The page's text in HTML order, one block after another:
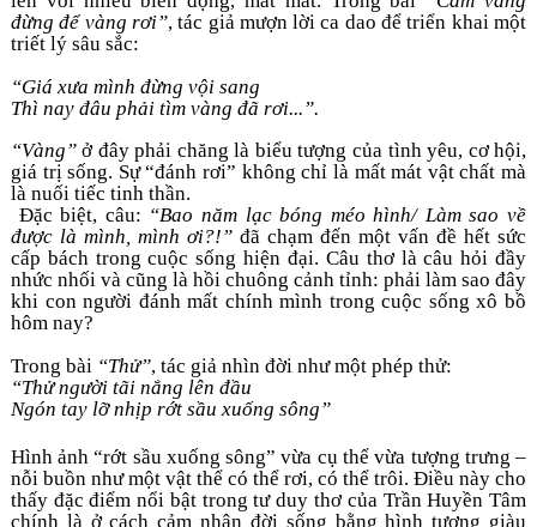
đừng để vàng rơi”, tác giả mượn lời ca dao để triển khai một
triết lý sâu sắc:
“Giá xưa mình đừng vội sang
Thì nay đâu phải tìm vàng đã rơi...”.
“Vàng” ở đây phải chăng là biểu tượng của tình yêu, cơ hội,
giá trị sống. Sự “đánh rơi” không chỉ là mất mát vật chất mà
là nuối tiếc tinh thần.
Đặc biệt, câu: “Bao năm lạc bóng méo hình/ Làm sao về
được là mình, mình ơi?!” đã chạm đến một vấn đề hết sức
cấp bách trong cuộc sống hiện đại. Câu thơ là câu hỏi đầy
nhức nhối và cũng là hồi chuông cảnh tỉnh: phải làm sao đây
khi con người đánh mất chính mình trong cuộc sống xô bồ
hôm nay?
Trong bài “Thử”, tác giả nhìn đời như một phép thử:
“Thử người tãi nắng lên đầu
Ngón tay lỡ nhịp rớt sầu xuống sông”
Hình ảnh “rớt sầu xuống sông” vừa cụ thể vừa tượng trưng –
nỗi buồn như một vật thể có thể rơi, có thể trôi. Điều này cho
thấy đặc điểm nổi bật trong tư duy thơ của Trần Huyền Tâm
chính là ở cách cảm nhận đời sống bằng hình tượng giàu